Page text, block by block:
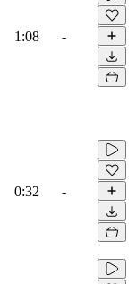
1:08 -
0:32 -